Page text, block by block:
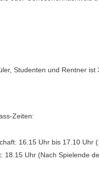
Studenten und Rentner ist
Zeiten:
16.15 Uhr bis 17.10 Uhr
18.15 Uhr (Nach Spielende